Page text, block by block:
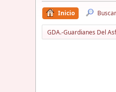
Inicio Buscar
GDA.-Guardianes Del